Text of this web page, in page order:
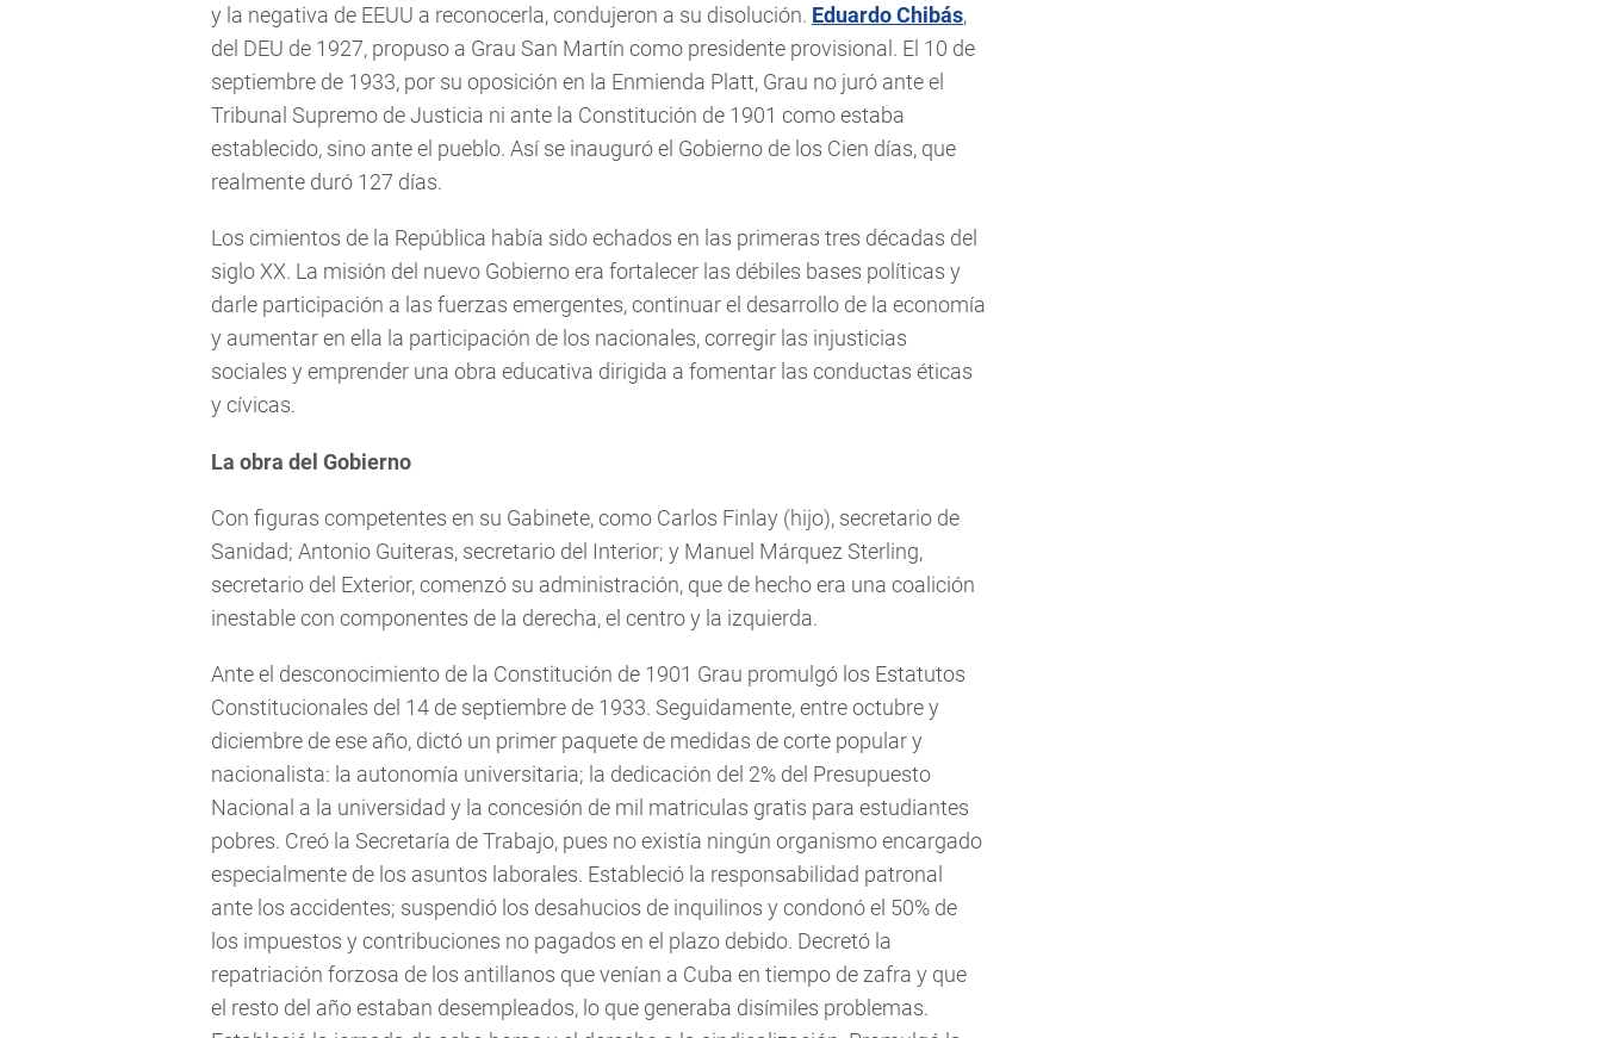
y la negativa de EEUU a reconocerla, condujeron a su disolución. Eduardo Chibás,
del DEU de 1927, propuso a Grau San Martín como presidente provisional. El 10 de
septiembre de 1933, por su oposición en la Enmienda Platt, Grau no juró ante el
Tribunal Supremo de Justicia ni ante la Constitución de 1901 como estaba
establecido, sino ante el pueblo. Así se inauguró el Gobierno de los Cien días, que
realmente duró 127 días.
Los cimientos de la República había sido echados en las primeras tres décadas del
siglo XX. La misión del nuevo Gobierno era fortalecer las débiles bases políticas y
darle participación a las fuerzas emergentes, continuar el desarrollo de la economía
y aumentar en ella la participación de los nacionales, corregir las injusticias
sociales y emprender una obra educativa dirigida a fomentar las conductas éticas
y cívicas.
La obra del Gobierno
Con figuras competentes en su Gabinete, como Carlos Finlay (hijo), secretario de
Sanidad; Antonio Guiteras, secretario del Interior; y Manuel Márquez Sterling,
secretario del Exterior, comenzó su administración, que de hecho era una coalición
inestable con componentes de la derecha, el centro y la izquierda.
Ante el desconocimiento de la Constitución de 1901 Grau promulgó los Estatutos
Constitucionales del 14 de septiembre de 1933. Seguidamente, entre octubre y
diciembre de ese año, dictó un primer paquete de medidas de corte popular y
nacionalista: la autonomía universitaria; la dedicación del 2% del Presupuesto
Nacional a la universidad y la concesión de mil matriculas gratis para estudiantes
pobres. Creó la Secretaría de Trabajo, pues no existía ningún organismo encargado
especialmente de los asuntos laborales. Estableció la responsabilidad patronal
ante los accidentes; suspendió los desahucios de inquilinos y condonó el 50% de
los impuestos y contribuciones no pagados en el plazo debido. Decretó la
repatriación forzosa de los antillanos que venían a Cuba en tiempo de zafra y que
el resto del año estaban desempleados, lo que generaba disímiles problemas.